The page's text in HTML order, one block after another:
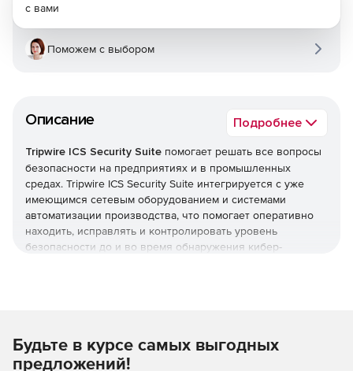
Описание Подробнее
Tripwire ICS Security Suite помогает решать все вопросы
безопасности на предприятиях и в промышленных
средах. Tripwire ICS Security Suite интегрируется с уже
имеющимся сетевым оборудованием и системами
автоматизации производства, что помогает оперативно
находить, исправлять и контролировать уровень
безопасности до и во время обнаружения кибер-
ПАССИВНЫЙ ПОДХОД ICS
Данные системного журнала, собранные с внутренних
с вами
Поможем с выбором
Будьте в курсе самых выгодных
предложений!